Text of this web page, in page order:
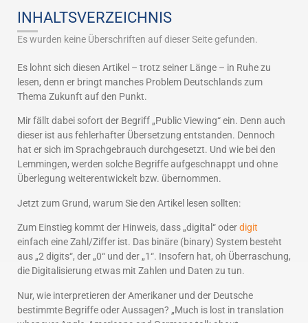
INHALTSVERZEICHNIS
Es wurden keine Überschriften auf dieser Seite gefunden.
Es lohnt sich diesen Artikel – trotz seiner Länge – in Ruhe zu
lesen, denn er bringt manches Problem Deutschlands zum
Thema Zukunft auf den Punkt.
Mir fällt dabei sofort der Begriff „Public Viewing“ ein. Denn auch
dieser ist aus fehlerhafter Übersetzung entstanden. Dennoch
hat er sich im Sprachgebrauch durchgesetzt. Und wie bei den
Lemmingen, werden solche Begriffe aufgeschnappt und ohne
Überlegung weiterentwickelt bzw. übernommen.
Jetzt zum Grund, warum Sie den Artikel lesen sollten:
Zum Einstieg kommt der Hinweis, dass „digital“ oderdigit
einfach eine Zahl/Ziffer ist. Das binäre (binary) System besteht
aus „2 digits“, der „0“ und der „1“. Insofern hat, oh Überraschung,
die Digitalisierung etwas mit Zahlen und Daten zu tun.
Nur, wie interpretieren der Amerikaner und der Deutsche
bestimmte Begriffe oder Aussagen? „Much is lost in translation